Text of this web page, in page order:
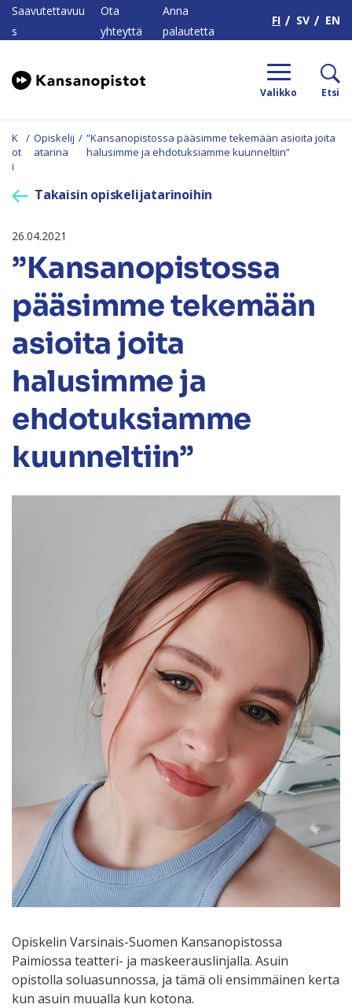
Saavutettavuu
s
Ota
yhteyttä
Anna
palautetta
FI SV EN
Valikko Etsi
K
ot
i
/ Opiskelij
atarina
/ ”Kansanopistossa pääsimme tekemään asioita joita
halusimme ja ehdotuksiamme kuunneltiin”
Takaisin opiskelijatarinoihin
26.04.2021
”Kansanopistossa
pääsimme tekemään
asioita joita
halusimme ja
ehdotuksiamme
kuunneltiin”
Opiskelin Varsinais-Suomen Kansanopistossa
Paimiossa teatteri- ja maskeerauslinjalla. Asuin
opistolla soluasunnossa, ja tämä oli ensimmäinen kerta
kun asuin muualla kun kotona.